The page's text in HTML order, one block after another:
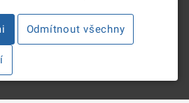
• Informace jsou poskytovány
1999 Sb., o svobodném přístupu
Odmítnout všechny